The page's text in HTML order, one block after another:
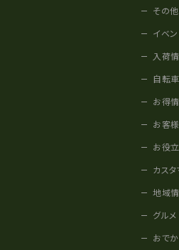
その
イベン
入荷
自転
お得
お客様
お役
カス
地域
グルメ
おで